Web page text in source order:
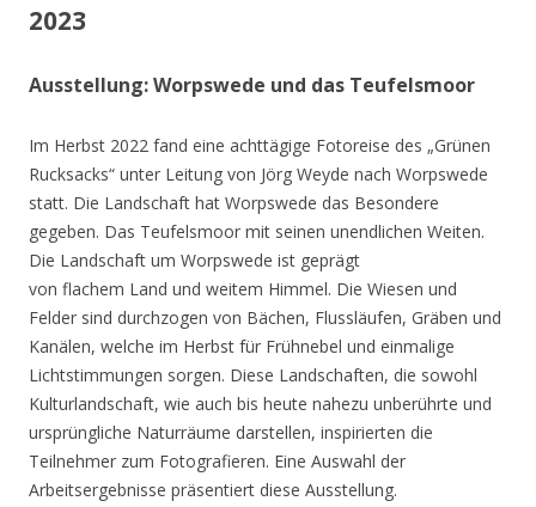
2023
Ausstellung: Worpswede und das Teufelsmoor
Im Herbst 2022 fand eine achttägige Fotoreise des „Grünen
Rucksacks“ unter Leitung von Jörg Weyde nach Worpswede
statt. Die Landschaft hat Worpswede das Besondere
gegeben. Das Teufelsmoor mit seinen unendlichen Weiten.
Die Landschaft um Worpswede ist geprägt
von flachem Land und weitem Himmel. Die Wiesen und
Felder sind durchzogen von Bächen, Flussläufen, Gräben und
Kanälen, welche im Herbst für Frühnebel und einmalige
Lichtstimmungen sorgen. Diese Landschaften, die sowohl
Kulturlandschaft, wie auch bis heute nahezu unberührte und
ursprüngliche Naturräume darstellen, inspirierten die
Teilnehmer zum Fotografieren. Eine Auswahl der
Arbeitsergebnisse präsentiert diese Ausstellung.